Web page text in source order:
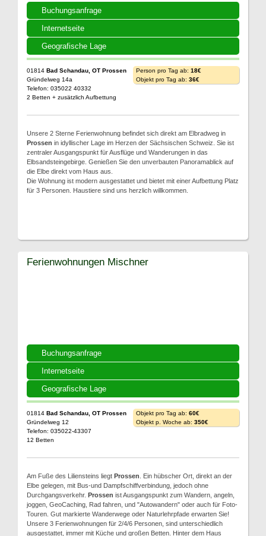
Buchungsanfrage
Internetseite
Geografische Lage
01814 Bad Schandau, OT Prossen
Gründelweg 14a
Telefon: 035022 40332
2 Betten + zusätzlich Aufbettung
Person pro Tag ab: 18€
Objekt pro Tag ab: 36€
Unsere 2 Sterne Ferienwohnung befindet sich direkt am Elbradweg in
Prossen in idyllischer Lage im Herzen der Sächsischen Schweiz. Sie ist
zentraler Ausgangspunkt für Ausflüge und Wanderungen in das
Elbsandsteingebirge. Genießen Sie den unverbauten Panoramablick auf
die Elbe direkt vom Haus aus.
Die Wohnung ist modern ausgestattet und bietet mit einer Aufbettung Platz
für 3 Personen. Haustiere sind uns herzlich willkommen.
Buchungsanfrage
Internetseite
Geografische Lage
Ferienwohnungen Mischner
01814 Bad Schandau, OT Prossen
Gründelweg 12
Telefon: 035022-43307
12 Betten
Objekt pro Tag ab: 60€
Objekt p. Woche ab: 350€
Am Fuße des Liliensteins liegt Prossen . Ein hübscher Ort, direkt an der
Elbe gelegen, mit Bus-und Dampfschiffverbindung, jedoch ohne
Durchgangsverkehr. Prossen ist Ausgangspunkt zum Wandern, angeln,
joggen, GeoCaching, Rad fahren, und "Autowandern" oder auch für Foto-
Touren. Gut markierte Wanderwege oder Naturlehrpfade erwarten Sie!
Unsere 3 Ferienwohnungen für 2/4/6 Personen, sind unterschiedlich
ausgestattet, immer mit Küche und großen Betten. Hinter dem Haus